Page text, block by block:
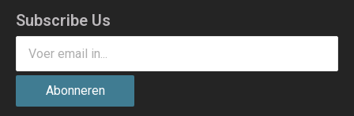
Subscribe Us
Abonneren